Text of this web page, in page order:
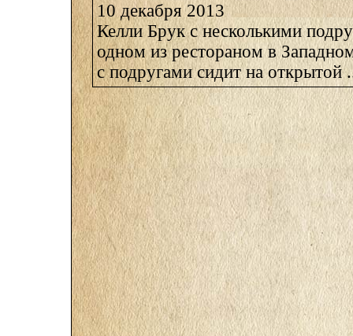
10 декабря 2013
Келли Брук с несколькими
одном из рестораном в
с подругами сидит на открытой